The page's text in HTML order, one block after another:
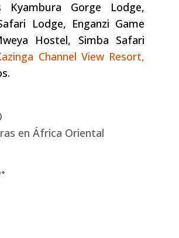
Kyambura Gorge Lodge,
Lodge, Enganzi Game
Hostel, Simba Safari
Channel View Resort,
en África Oriental